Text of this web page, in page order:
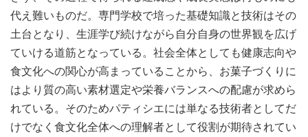
代え難いものだ。専門学校で培った基礎知識と技術はその
土台となり、生涯学び続けながら自分自身の世界観を広げ
ていける道筋となっている。社会全体としても健康志向や
食文化への関心が高まっていることから、お菓子づくりに
はより質の高い素材選定や栄養バランスへの配慮が求めら
れている。そのためパティシエには単なる技術者としてだ
けでなく食文化全体への理解者として役割が期待されてい